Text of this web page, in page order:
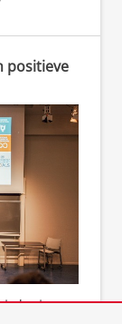
positieve